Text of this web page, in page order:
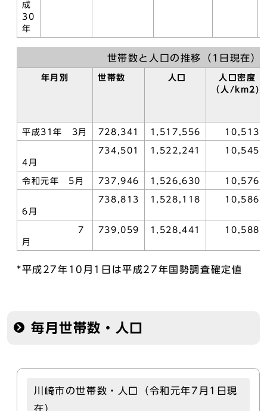
成
30
年
世帯数と人口の推移（1日現在）
年月別 世帯数 人口
人口密度
（人/km2)
平成31年 3月 728,341 1,517,556 10,513
4月
734,501 1,522,241 10,545
令和元年 5月 737,946 1,526,630 10,576
6月
738,813 1,528,118 10,586
7
月
739,059 1,528,441 10,588
*平成27年10月1日は平成27年国勢調査確定値
毎月世帯数・人口
川崎市の世帯数・人口（令和元年7月1日現
在）